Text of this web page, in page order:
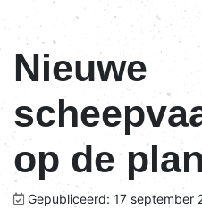
Nieuwe
op de
Gepubliceerd: 17 september